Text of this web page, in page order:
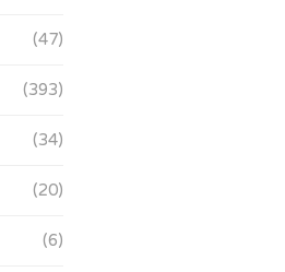
(47)
(393)
(34)
(20)
(6)